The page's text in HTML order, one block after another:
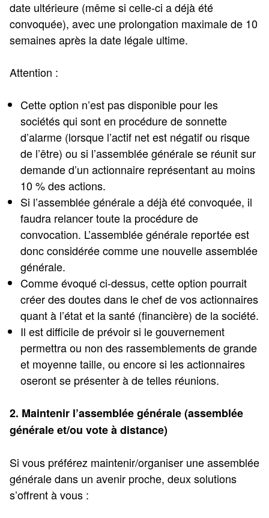
date ultérieure (même si celle-ci a déjà été
convoquée), avec une prolongation maximale de 10
semaines après la date légale ultime.
Attention :
Cette option n’est pas disponible pour les
sociétés qui sont en procédure de sonnette
d’alarme (lorsque l’actif net est négatif ou risque
de l’être) ou si l’assemblée générale se réunit sur
demande d’un actionnaire représentant au moins
10 % des actions.
Si l’assemblée générale a déjà été convoquée, il
faudra relancer toute la procédure de
convocation. L’assemblée générale reportée est
donc considérée comme une nouvelle assemblée
générale.
Comme évoqué ci-dessus, cette option pourrait
créer des doutes dans le chef de vos actionnaires
quant à l’état et la santé (financière) de la société.
Il est difficile de prévoir si le gouvernement
permettra ou non des rassemblements de grande
et moyenne taille, ou encore si les actionnaires
oseront se présenter à de telles réunions.
2. Maintenir l’assemblée générale (assemblée
générale et/ou vote à distance)
Si vous préférez maintenir/organiser une assemblée
générale dans un avenir proche, deux solutions
s’offrent à vous :